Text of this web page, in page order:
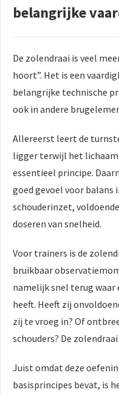
belangrijke
De zolendraai is veel
hoort”. Het is een
belangrijke technische
ook in andere
Allereerst leert de
ligger terwijl het lichaam
essentieel principe.
goed gevoel voor balans
schouderinzet,
doseren van snelheid.
Voor trainers is de
bruikbaar
namelijk snel terug
heeft. Heeft zij
zij te vroeg in? Of
schouders? De
Juist omdat deze
basisprincipes bevat, is